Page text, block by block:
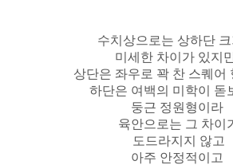
수치상으로는 상하단 크
미세한 차이가 있지
상단은 좌우로 꽉 찬 스퀘어
하단은 여백의 미학이 돋
둥근 정원형이라
육안으로는 그 차이
도드라지지 않고
아주 안정적이고